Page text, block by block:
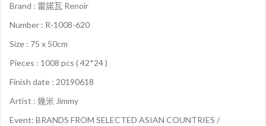
Brand : 雷諾瓦 Renoir
Number : R-1008-620
Size : 75 x 50cm
Pieces : 1008 pcs ( 42*24 )
Finish date : 20190618
Artist : 幾米 Jimmy
Event: BRANDS FROM SELECTED ASIAN COUNTRIES /